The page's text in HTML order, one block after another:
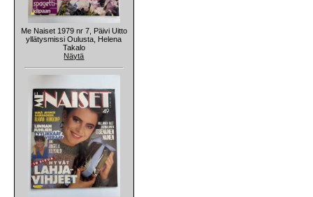
Me Naiset 1979 nr 7, Päivi Uitto
yllätysmissi Oulusta, Helena
Takalo
Näytä